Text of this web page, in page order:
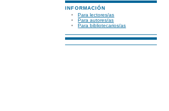
INFORMACIÓN
Para lectores/as
Para autores/as
Para bibliotecarios/as